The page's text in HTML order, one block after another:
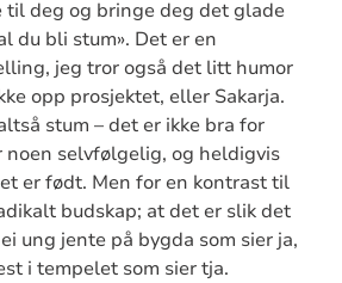
til deg og bringe deg det glade
du bli stum». Det er en
jeg tror også det litt humor
opp prosjektet, eller Sakarja.
stum – det er ikke bra for
noen selvfølgelig, og heldigvis
er født. Men for en kontrast til
budskap; at det er slik det
ung jente på bygda som sier ja,
i tempelet som sier tja.